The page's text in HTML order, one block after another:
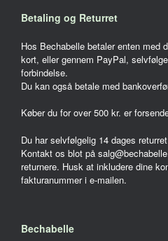
Betaling og Returret
Hos Bechabelle betaler enten med
kort, eller gennem PayPal,
forbindelse.
Du kan også betale med
Køber du for over 500 kr. er
Du har selvfølgelig 14 dages
Kontakt os blot på
returnere. Husk at inkludere dine
fakturanummer i e-mailen.
Bechabelle